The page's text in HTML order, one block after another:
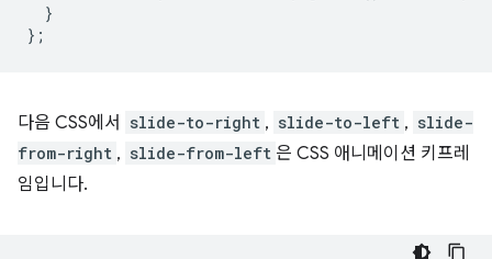
}
};
다음 CSS에서 slide-to-right , slide-to-left , slide-
from-right , slide-from-left 은 CSS 애니메이션 키프레
임입니다.